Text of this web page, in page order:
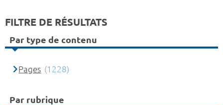
FILTRE DE RÉSULTATS
Par type de contenu
Pages (1228)
Par rubrique